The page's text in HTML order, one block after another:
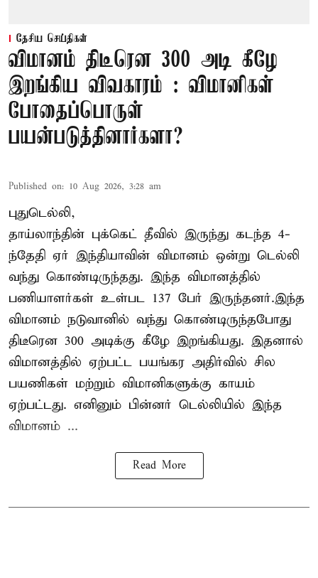
தேசிய செய்திகள்
விமானம் திடீரென 300 அடி கீழே
இறங்கிய விவகாரம் : விமானிகள்
போதைப்பொருள்
பயன்படுத்தினார்களா?
Published on: 10 Aug 2026, 3:28 am
புதுடெல்லி,
தாய்லாந்தின் புக்கெட் தீவில் இருந்து கடந்த 4-
ந்தேதி ஏர் இந்தியாவின் விமானம் ஒன்று டெல்லி
வந்து கொண்டிருந்தது. இந்த விமானத்தில்
பணியாளர்கள் உள்பட 137 பேர் இருந்தனர்.இந்த
விமானம் நடுவானில் வந்து கொண்டிருந்தபோது
திடீரென 300 அடிக்கு கீழே இறங்கியது. இதனால்
விமானத்தில் ஏற்பட்ட பயங்கர அதிர்வில் சில
பயணிகள் மற்றும் விமானிகளுக்கு காயம்
ஏற்பட்டது. எனினும் பின்னர் டெல்லியில் இந்த
விமானம் ...
Read More